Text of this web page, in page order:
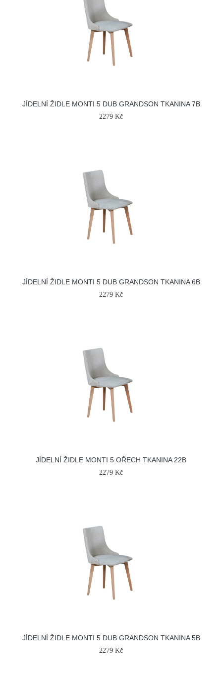
JÍDELNÍ ŽIDLE MONTI 5 DUB GRANDSON TKANINA 7B
2279 Kč
JÍDELNÍ ŽIDLE MONTI 5 DUB GRANDSON TKANINA 6B
2279 Kč
JÍDELNÍ ŽIDLE MONTI 5 OŘECH TKANINA 22B
2279 Kč
JÍDELNÍ ŽIDLE MONTI 5 DUB GRANDSON TKANINA 5B
2279 Kč